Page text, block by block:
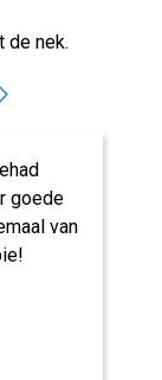
de nek.
goede
van